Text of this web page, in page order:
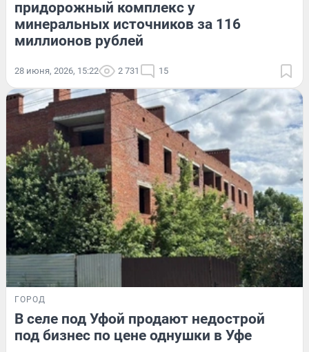
придорожный комплекс у
минеральных источников за 116
миллионов рублей
28 июня, 2026, 15:22 2 731 15
ГОРОД
В селе под Уфой продают недострой
под бизнес по цене однушки в Уфе